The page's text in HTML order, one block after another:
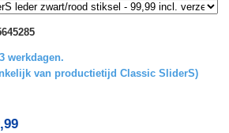
werkdagen.
van productietijd Classic SliderS)